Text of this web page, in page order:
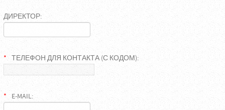
ДИРЕКТОР:
ТЕЛЕФОН ДЛЯ КОНТАКТА (С КОДОМ):
E-MAIL: